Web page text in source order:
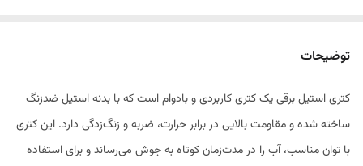
توضیحات
کتری استیل برقی یک کتری کاربردی و بادوام است که با بدنه استیل ضدزنگ
ساخته شده و مقاومت بالایی در برابر حرارت، ضربه و زنگ‌زدگی دارد. این کتری
با توان مناسب، آب را در مدت‌زمان کوتاه به جوش می‌رساند و برای استفاده